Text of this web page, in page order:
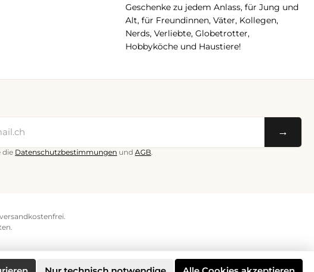
Geschenke zu jedem Anlass, für Jung und
Alt, für Freundinnen, Väter, Kollegen,
Nerds, Verliebte, Globetrotter,
Hobbyköche und Haustiere!
→
die Datenschutzbestimmungen undAGB